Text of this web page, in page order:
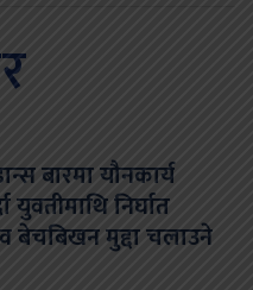
बारमा यौनकार्य
युवतीमाथि निर्घात
बेचबिखन मुद्दा चलाउने